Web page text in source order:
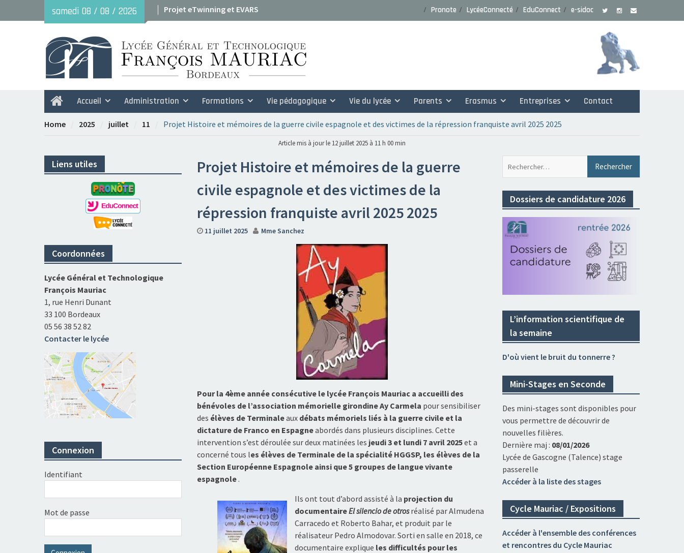
samedi 08 / 08 / 2026
Projet eTwinning et EVARS
Avant le 29 mai : dossiers de candidature rentrée
Pronote LycéeConnecté EduConnect e-sidoc
HomeAccueil Administration Formations Vie pédagogique Vie du lycée Parents Erasmus Entreprises Contact
Home 2025 juillet 11 Projet Histoire et mémoires de la guerre civile espagnole et des victimes de la répression franquiste avril 2025 2025
Article mis à jour le 12 juillet 2025 à 11 h 00 min
Projet Histoire et mémoires de la guerre
civile espagnole et des victimes de la
répression franquiste avril 2025 2025
11 juillet 2025 Mme Sanchez
Pour la 4ème année consécutive le lycée François Mauriac a accueilli des
bénévoles de l’association mémorielle girondine Ay Carmela pour sensibiliser
des élèves de Terminaleaux débats mémoriels liés à la guerre civile et la
dictature de Franco en Espagneabordés dans plusieurs disciplines. Cette
intervention s’est déroulée sur deux matinées les jeudi 3 et lundi 7 avril 2025et a
concerné tous les élèves de Terminale de la spécialité HGGSP, les élèves de la
Section Européenne Espagnole ainsi que 5 groupes de languevivante
espagnole.
Ils ont tout d’abord assisté à la projection du
documentaireEl silencio de otrosréalisé par Almudena
Carracedo et Roberto Bahar, et produit par le
réalisateur Pedro Almodovar. Sorti en salle en 2018, ce
documentaire explique les difficultés pour les
Dossiers de candidature 2026
L’information scientifique de
la semaine
D'où vient le bruit du tonnerre ?
Mini-Stages en Seconde
Des mini-stages sont disponibles pour
vous permettre de découvrir de
nouvelles filières.
Dernière maj : 08/01/2026
Lycée de Gascogne (Talence) stage
passerelle
Accéder à la liste des stages
Cycle Mauriac / Expositions
Accéder à l'ensemble des conférences
et rencontres du Cycle Mauriac
Liens utiles
Coordonnées
Lycée Général et Technologique
François Mauriac
1, rue Henri Dunant
33 100 Bordeaux
05 56 38 52 82
Contacter le lycée
Connexion
Identifiant
Mot de passe